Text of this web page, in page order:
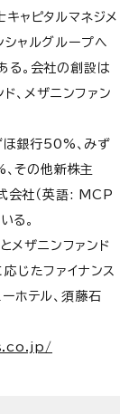
ャピタルマネジメ
シャルグループへ
る。会社の創設は
、メザニンファン
銀行50%、みず
その他新株主
会社（英語: MCP
る。
ザニンファンド
じたファイナンス
ホテル、須藤石